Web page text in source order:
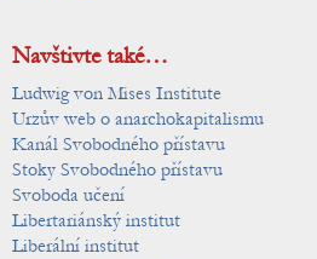
Navštivte také…
Ludwig von Mises Institute
Urzův web o anarchokapitalismu
Kanál Svobodného přístavu
Stoky Svobodného přístavu
Svoboda učení
Libertariánský institut
Liberální institut